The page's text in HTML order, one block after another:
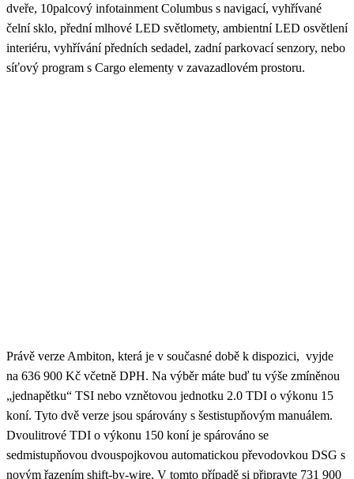
dveře, 10palcový infotainment Columbus s navigací, vyhřívané
čelní sklo, přední mlhové LED světlomety, ambientní LED osvětlení
interiéru, vyhřívání předních sedadel, zadní parkovací senzory, nebo
síťový program s Cargo elementy v zavazadlovém prostoru.
Právě verze Ambiton, která je v současné době k dispozici, vyjde
na 636 900 Kč včetně DPH. Na výběr máte buď tu výše zmíněnou
„jednapětku“ TSI nebo vznětovou jednotku 2.0 TDI o výkonu 15
koní. Tyto dvě verze jsou spárovány s šestistupňovým manuálem.
Dvoulitrové TDI o výkonu 150 koní je spárováno se
sedmistupňovou dvouspojkovou automatickou převodovkou DSG s
novým řazením shift-by-wire. V tomto případě si připravte 731 900